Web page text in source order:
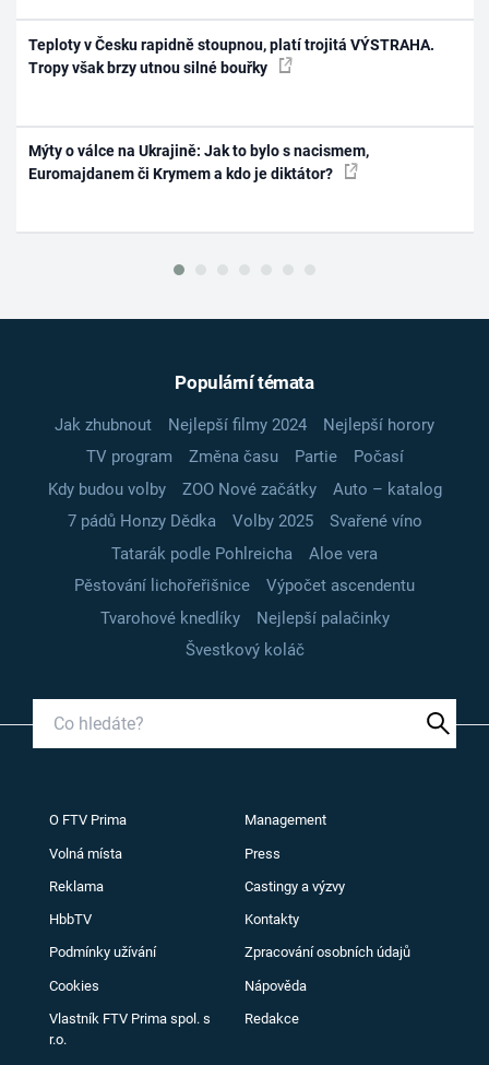
Teploty v Česku rapidně stoupnou, platí trojitá VÝSTRAHA.
Tropy však brzy utnou silné bouřky
Mýty o válce na Ukrajině: Jak to bylo s nacismem,
Euromajdanem či Krymem a kdo je diktátor?
Populární témata
Jak zhubnout Nejlepší filmy 2024
Nejlepší horory
TV program
Změna času Partie
Počasí
Kdy budou volby
ZOO Nové začátky
Auto – katalog
7 pádů Honzy Dědka
Volby 2025
Svařené víno
Tatarák podle Pohlreicha
Aloe vera
Pěstování lichořeřišnice
Výpočet ascendentu
Tvarohové knedlíky
Nejlepší palačinky
Švestkový koláč
O FTV Prima Management
Volná místa Press
Reklama Castingy a výzvy
HbbTV Kontakty
Podmínky užívání Zpracování osobních údajů
Cookies Nápověda
Vlastník FTV Prima spol. s
r.o.
Redakce